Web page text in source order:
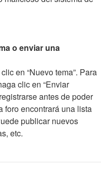
o enviar una
en “Nuevo tema”. Para
clic en “Enviar
antes de poder
foro encontrará una lista
publicar nuevos
etc.